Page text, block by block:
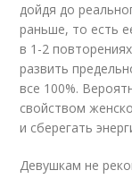
дойдя до
раньше, то есть
в 1-2
развить
все 100%.
свойством
и сберегать
Девушкам не